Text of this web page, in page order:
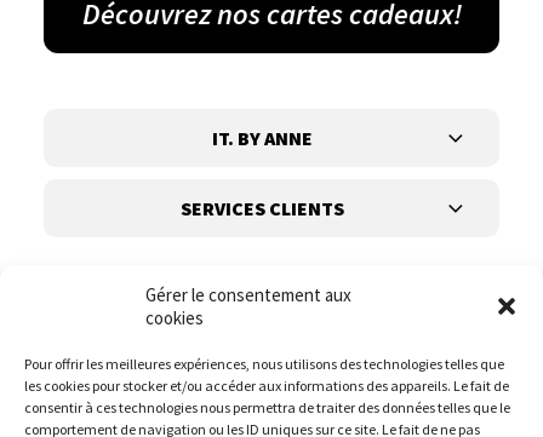
Gérer le consentement aux
cookies
Pour offrir les meilleures expériences, nous utilisons des technologies telles que
les cookies pour stocker et/ou accéder aux informations des appareils. Le fait de
consentir à ces technologies nous permettra de traiter des données telles que le
comportement de navigation ou les ID uniques sur ce site. Le fait de ne pas
Découvrez nos cartes cadeaux!
IT. BY ANNE
SERVICES CLIENTS
Suivez-nous